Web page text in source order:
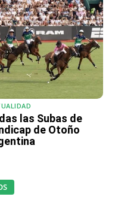
las Subas de
de Otoño